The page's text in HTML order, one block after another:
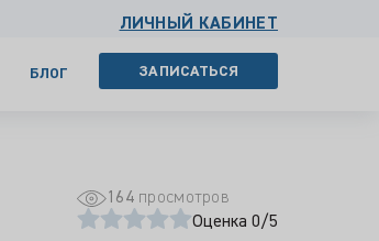
ЛИЧНЫЙ КАБИНЕТ
БЛОГ ЗАПИСАТЬСЯ
164просмотров
Оценка 0/5